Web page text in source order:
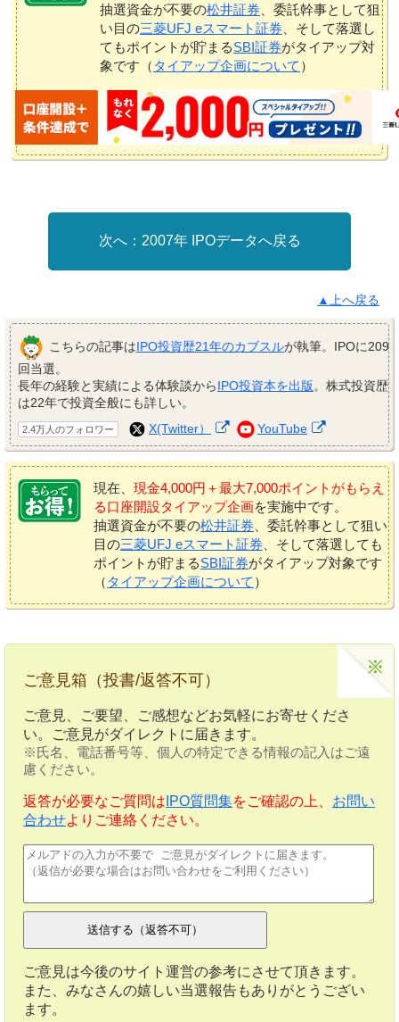
抽選資金が不要の松井証券 、委託幹事として狙
い目の三菱UFJ eスマート証券 、そして落選し
てもポイントが貯まるSBI証券がタイアップ対
象です（ タイアップ企画について ）
2007年 IPOデータへ戻る
▲上へ戻る
こちらの記事はIPO投資歴21年のカブスルが執筆。IPOに209
回当選。
長年の経験と実績による体験談からIPO投資本を出版。株式投資歴
は22年で投資全般にも詳しい。
2.4万人のフォロワー X(Twitter） YouTube
現在、 現金4,000円＋最大7,000ポイントがもらえ
る口座開設タイアップ企画を実施中です。
抽選資金が不要の松井証券 、委託幹事として狙い
目の三菱UFJ eスマート証券 、そして落選しても
ポイントが貯まるSBI証券がタイアップ対象です
（ タイアップ企画について ）
ご意見箱（投書/返答不可）
ご意見、ご要望、ご感想などお気軽にお寄せくださ
い。ご意見がダイレクトに届きます。
※氏名、電話番号等、個人の特定できる情報の記入はご遠
慮ください。
返答が必要なご質問は IPO質問集をご確認の上、 お問い
合わせよりご連絡ください。
ご意見は今後のサイト運営の参考にさせて頂きます。
また、みなさんの嬉しい当選報告もありがとうござい
ます。